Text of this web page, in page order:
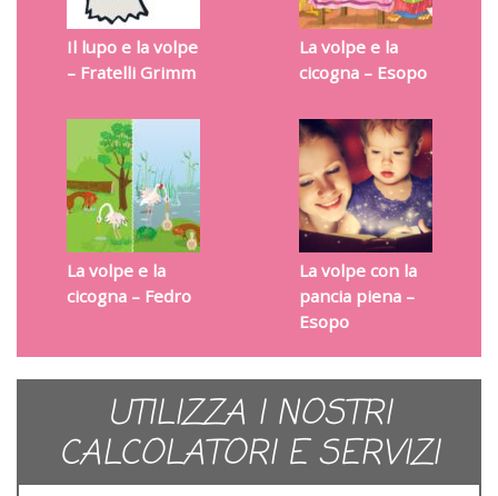
Il lupo e la volpe
– Fratelli Grimm
La volpe e la
cicogna – Esopo
La volpe e la
cicogna – Fedro
La volpe con la
pancia piena –
Esopo
UTILIZZA I NOSTRI
CALCOLATORI E SERVIZI